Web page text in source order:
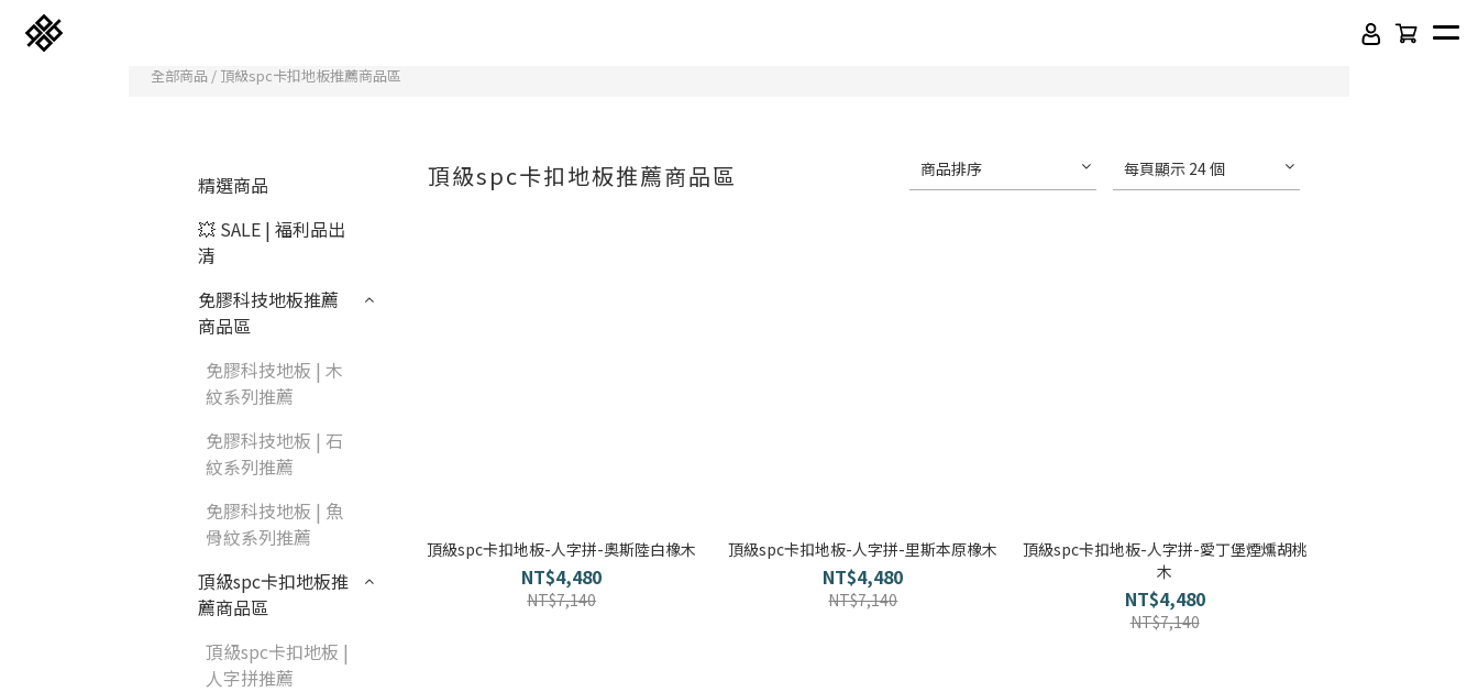
免膠科技木紋地板
高密度隔音毯
紐西蘭羊毛地毯
居家改色貼膜
大白熊懶人沙發
SPC石塑地板知識 超耐磨木地板知識
木地板清潔
全部商品 / 頂級spc卡扣地板推薦商品區
精選商品
💥 SALE | 福利品出
清
免膠科技地板推薦
商品區
免膠科技地板 | 木
紋系列推薦
免膠科技地板 | 石
紋系列推薦
免膠科技地板 | 魚
骨紋系列推薦
頂級spc卡扣地板推
薦商品區
頂級spc卡扣地板 |
人字拼推薦
頂級spc卡扣地板推薦商品區 商品排序 每頁顯示 24 個
頂級spc卡扣地板-人字拼-奧斯陸白橡木
NT$4,480
NT$7,140
頂級spc卡扣地板-人字拼-里斯本原橡木
NT$4,480
NT$7,140
頂級spc卡扣地板-人字拼-愛丁堡煙燻胡桃
木
NT$4,480
NT$7,140